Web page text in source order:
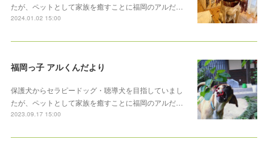
たが、ペットとして家族を癒すことに福岡のアルだ…
2024.01.02 15:00
福岡っ子 アルくんだより
保護犬からセラピードッグ・聴導犬を目指していまし
たが、ペットとして家族を癒すことに福岡のアルだ…
2023.09.17 15:00